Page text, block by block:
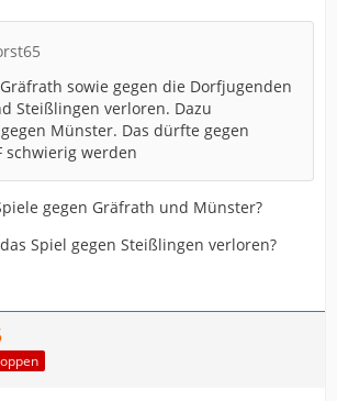
sowie gegen die Dorfjugenden
Steißlingen verloren. Dazu
Münster. Das dürfte gegen
schwierig werden
gegen Gräfrath und Münster?
Spiel gegen Steißlingen verloren?